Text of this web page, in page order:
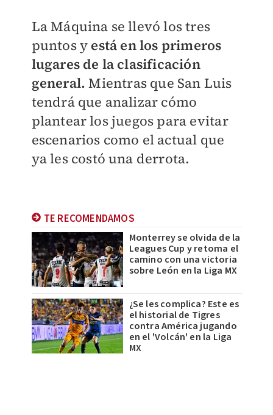
La Máquina se llevó los tres
puntos y está en los primeros
lugares de la clasificación
general. Mientras que San Luis
tendrá que analizar cómo
plantear los juegos para evitar
escenarios como el actual que
ya les costó una derrota.
TE RECOMENDAMOS
Monterrey se olvida de la
Leagues Cup y retoma el
camino con una victoria
sobre León en la Liga MX
¿Se les complica? Este es
el historial de Tigres
contra América jugando
en el 'Volcán' en la Liga
MX